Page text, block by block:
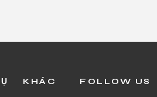
KHÁC
FOLLOW US